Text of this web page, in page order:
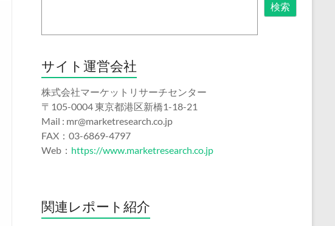
検索
サイト運営会社
株式会社マーケットリサーチセンター
〒105-0004 東京都港区新橋1-18-21
Mail : mr@marketresearch.co.jp
FAX：03-6869-4797
Web： https://www.marketresearch.co.jp
関連レポート紹介